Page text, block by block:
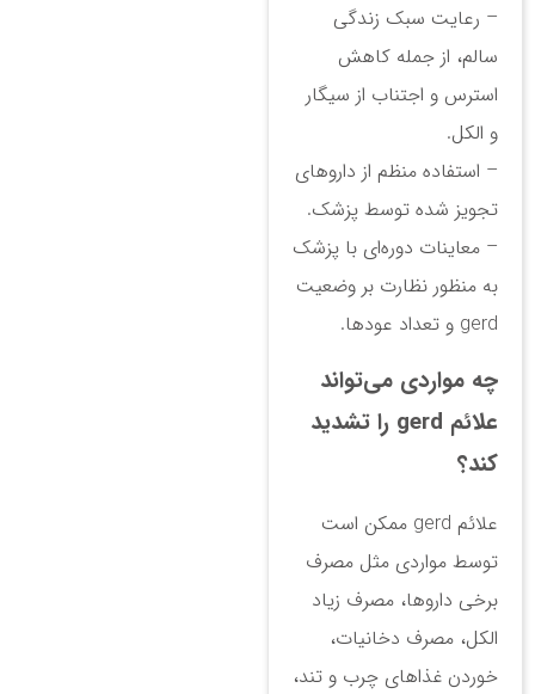
– رعایت سبک زندگی
سالم، از جمله کاهش
استرس و اجتناب از سیگار
و الکل.
– استفاده منظم از داروهای
تجویز شده توسط پزشک.
– معاینات دوره‌ای با پزشک
به منظور نظارت بر وضعیت
gerd و تعداد عودها.
چه مواردی می‌تواند
علائم gerd را تشدید
کند؟
علائم gerd ممکن است
توسط مواردی مثل مصرف
برخی داروها، مصرف زیاد
الکل، مصرف دخانیات،
خوردن غذاهای چرب و تند،